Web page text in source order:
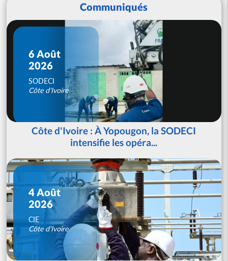
Communiqués
6 Août
2026
SODECI
Côte d'Ivoire
Côte d'Ivoire : À Yopougon, la SODECI
intensifie les opéra...
4 Août
2026
CIE
Côte d'Ivoire